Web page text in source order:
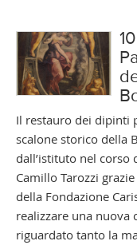
Il restauro dei dipinti
scalone storico della
dall’istituto nel
Camillo Tarozzi
della Fondazione
realizzare una nuova
riguardato tanto la